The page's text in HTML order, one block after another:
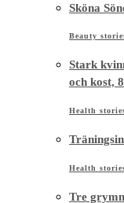
Sköna
Beauty
Stark
och kost,
Health
Health
Tre